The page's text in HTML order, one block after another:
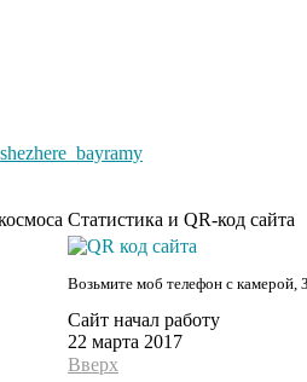
Статистика и QR-код сайта
Возьмите моб телефон с камерой,
Сайт начал работу
22 марта 2017
Вверх